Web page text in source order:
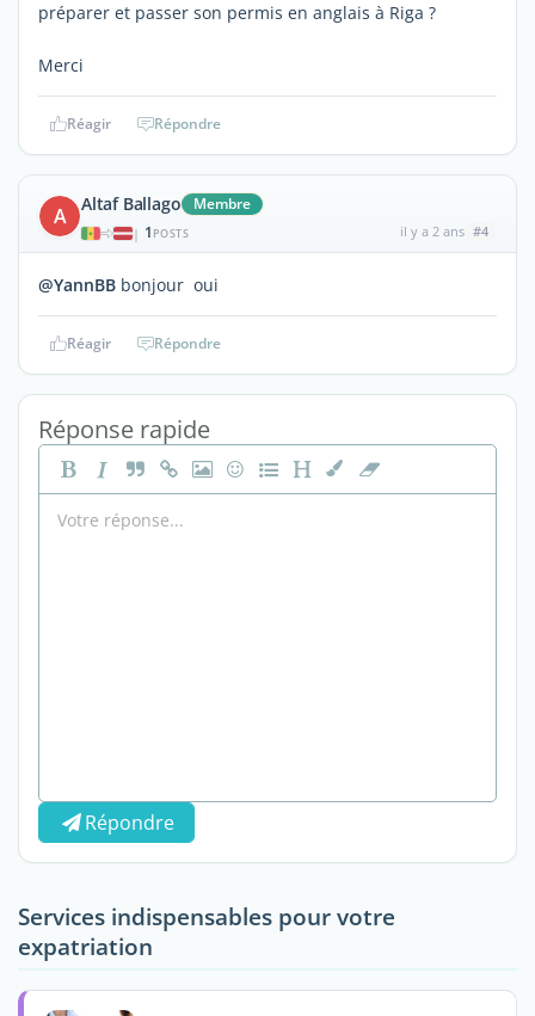
préparer et passer son permis en anglais à Riga ?
Merci
Réagir Répondre
A Altaf Ballago Membre
| 1 POSTS il y a 2 ans #4
@YannBB bonjour oui
Réagir Répondre
Réponse rapide
Répondre
Services indispensables pour votre
expatriation